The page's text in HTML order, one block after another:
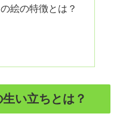
絵の特徴とは？
い立ちとは？